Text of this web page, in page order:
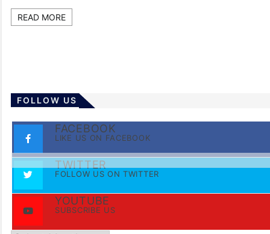
READ MORE
FOLLOW US
FACEBOOK
LIKE US ON FACEBOOK
TWITTER
FOLLOW US ON TWITTER
YOUTUBE
SUBSCRIBE US